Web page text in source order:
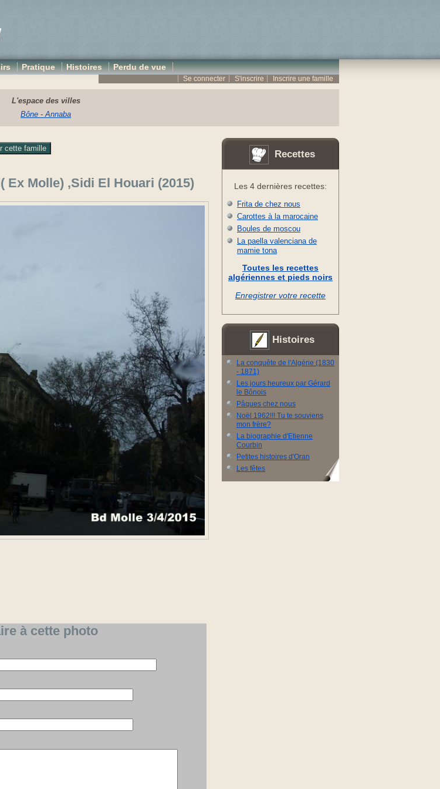
Pratique Histoires Perdu de vue
Se connecter S'inscrire Inscrire une famille
L'espace des villes
Bône - Annaba
Molle) ,Sidi El Houari (2015)
à cette photo
Recettes
Les 4 dernières recettes:
Frita de chez nous
Carottes à la marocaine
Boules de moscou
La paella valenciana de
mamie tona
Toutes les recettes
algériennes et pieds noirs
Enregistrer votre recette
Histoires
La conquête de l'Algérie (1830
- 1871)
Les jours heureux par Gérard
le Bônois
Pâques chez nous
Noël 1962!!! Tu te souviens
mon frère?
La biographie d'Etienne
Courbin
Petites histoires d'Oran
Les fêtes